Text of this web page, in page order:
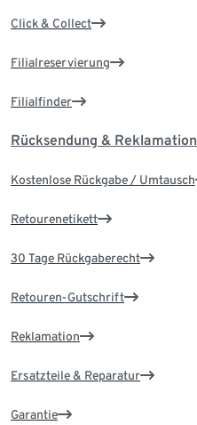
Click & Collect
Filialreservierung
Filialfinder
Rücksendung & Reklamation
Kostenlose Rückgabe / Umtausch
Retourenetikett
30 Tage Rückgaberecht
Retouren-Gutschrift
Reklamation
Ersatzteile & Reparatur
Garantie